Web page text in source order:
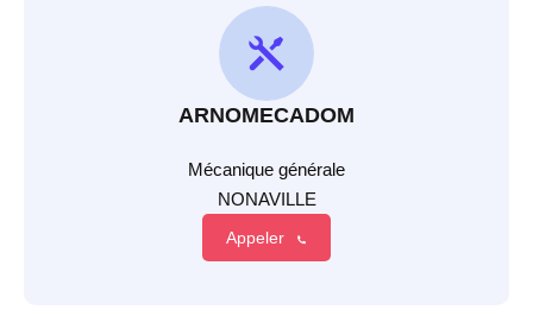
ARNOMECADOM
Mécanique générale
NONAVILLE
Appeler